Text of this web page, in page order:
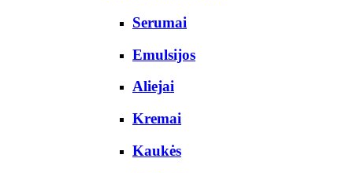
Serumai
Emulsijos
Aliejai
Kremai
Kaukės